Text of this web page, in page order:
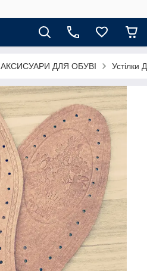
АКСИСУАРИ ДЛЯ ОБУВІ Устілки